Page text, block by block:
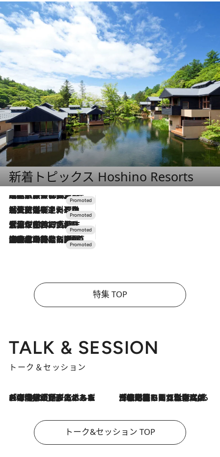
新着トピックス Hoshino Resorts
2026.7.31
【ホテル帰省】という選択肢をOMOが提案。家族とほどよい距離を保つには「昼は実家、夜は気兼ねなくホテルで！」
2026.7.24
【夏限定ディナーコース】旬を迎える稚鮎や花ズッキーニなどをイタリア・トスカーナの郷土料理の手法で満喫！
2026.7.17
「土佐和ハーブかき氷」がOMO7高知に登場！生姜、山椒、大葉など目にも舌にも涼を呼ぶ郷土の味
2026.7.10
NEW OPEN！【界 草津】名湯の地に誕生。趣の異なる2種の温泉と上州ならではの会席・蕎麦割烹など美食を味わう究極の癒やし旅
特集 TOP
TALK & SESSION
トーク＆セッション
2026.8.3
「今後値上げがあるとすれば…」「リスクがあるのは今年の冬」エネルギー専門家が語る、ホルムズ海峡封鎖が家庭にもたらす“ある心配” 2026.8.3
「住宅建てられない…」「サーチャージ料の高値が続いている」ホルムズ海峡封鎖による影響はいつまで続く？《エネルギー専門家に聞く“どうなる日本の暮らし”》
トーク&セッション TOP